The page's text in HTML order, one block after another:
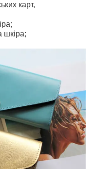
карт,
шкіра;